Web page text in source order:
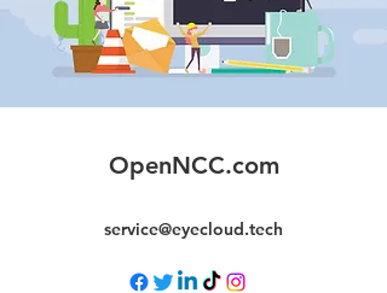
OpenNCC.com
service@eyecloud.tech